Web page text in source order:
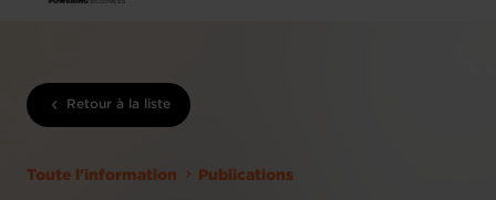
Retour à la liste
Toute l'information Publications